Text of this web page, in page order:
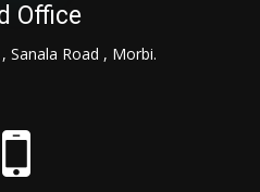
Office
Sanala Road , Morbi.